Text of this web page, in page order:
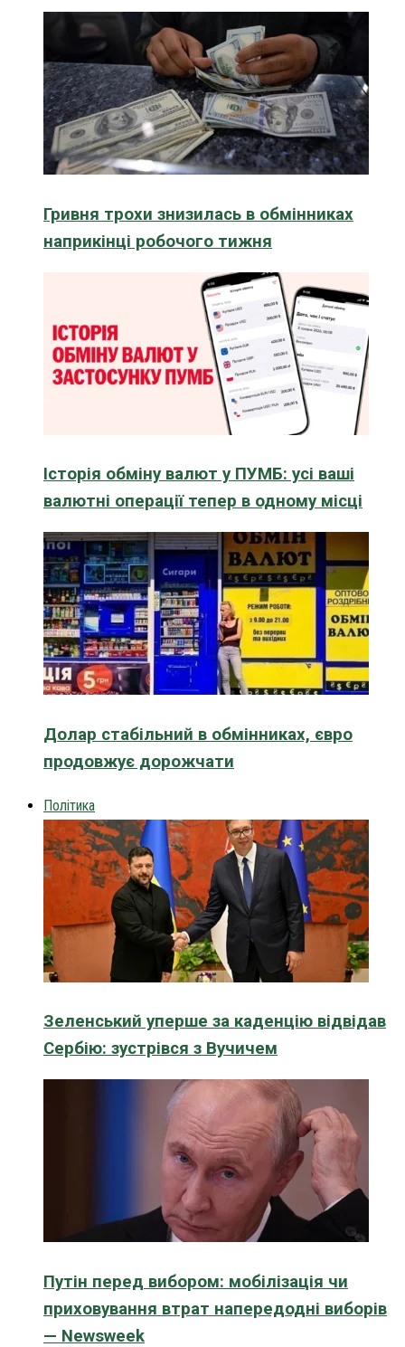
Гривня трохи знизилась в обмінниках
наприкінці робочого тижня
Історія обміну валют у ПУМБ: усі ваші
валютні операції тепер в одному місці
Долар стабільний в обмінниках, євро
продовжує дорожчати
Політика
Зеленський уперше за каденцію відвідав
Сербію: зустрівся з Вучичем
Путін перед вибором: мобілізація чи
приховування втрат напередодні виборів
— Newsweek